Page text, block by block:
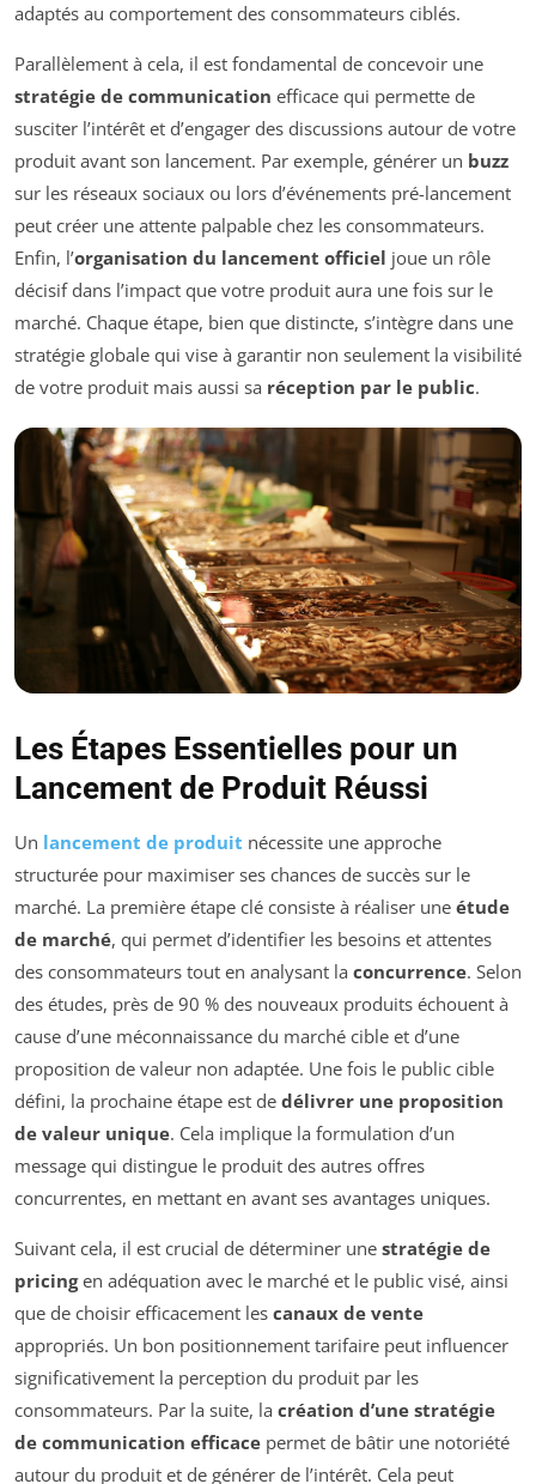
adaptés au comportement des consommateurs ciblés.
Parallèlement à cela, il est fondamental de concevoir une
stratégie de communication efficace qui permette de
susciter l’intérêt et d’engager des discussions autour de votre
produit avant son lancement. Par exemple, générer un buzz
sur les réseaux sociaux ou lors d’événements pré-lancement
peut créer une attente palpable chez les consommateurs.
Enfin, l’organisation du lancement officiel joue un rôle
décisif dans l’impact que votre produit aura une fois sur le
marché. Chaque étape, bien que distincte, s’intègre dans une
stratégie globale qui vise à garantir non seulement la visibilité
de votre produit mais aussi sa réception par le public.
Les Étapes Essentielles pour un
Lancement de Produit Réussi
Un lancement de produit nécessite une approche
structurée pour maximiser ses chances de succès sur le
marché. La première étape clé consiste à réaliser une étude
de marché, qui permet d’identifier les besoins et attentes
des consommateurs tout en analysant la concurrence. Selon
des études, près de 90 % des nouveaux produits échouent à
cause d’une méconnaissance du marché cible et d’une
proposition de valeur non adaptée. Une fois le public cible
défini, la prochaine étape est de délivrer une proposition
de valeur unique. Cela implique la formulation d’un
message qui distingue le produit des autres offres
concurrentes, en mettant en avant ses avantages uniques.
Suivant cela, il est crucial de déterminer une stratégie de
pricingen adéquation avec le marché et le public visé, ainsi
que de choisir efficacement les canaux de vente
appropriés. Un bon positionnement tarifaire peut influencer
significativement la perception du produit par les
consommateurs. Par la suite, la création d’une stratégie
de communication efficace permet de bâtir une notoriété
autour du produit et de générer de l’intérêt. Cela peut